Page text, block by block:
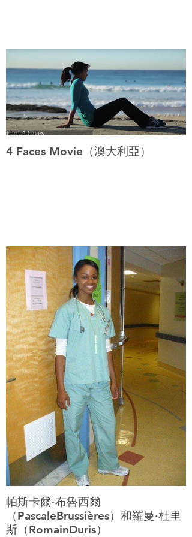
4 Faces Movie（澳大利亞）
帕斯卡爾·布魯西爾
（PascaleBrussières）和羅曼·杜里
斯（RomainDuris）